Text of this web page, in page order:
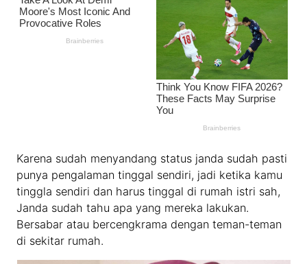
Karena sudah menyandang status janda sudah pasti
punya pengalaman tinggal sendiri, jadi ketika kamu
tinggla sendiri dan harus tinggal di rumah istri sah,
Janda sudah tahu apa yang mereka lakukan.
Bersabar atau bercengkrama dengan teman-teman
di sekitar rumah.